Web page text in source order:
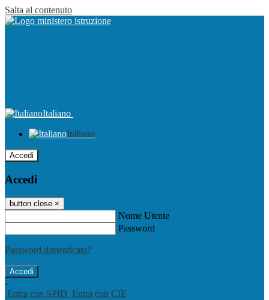
Salta al contenuto
Italiano
Italiano
Accedi
Accedi
button close ×
Nome Utente
Password
Password dimenticata?
-
Entra con SPID Entra con CIE